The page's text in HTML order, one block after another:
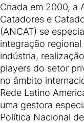
Criada em 2000, a
Catadores e
(ANCAT) se
integração
indústria,
players do setor
no âmbito
Rede Latino
uma gestora
Política Nacional